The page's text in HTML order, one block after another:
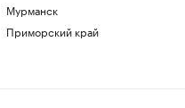
Мурманск
Приморский край